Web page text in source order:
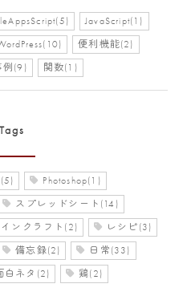
JavaScript(1)
便利機能(2)
例(9) 関数(1)
Tags
Photoshop(1)
スプレッドシート(14)
ンクラフト(2) レシピ(3)
備忘録(2) 日常(33)
白ネタ(2) 鶏(2)